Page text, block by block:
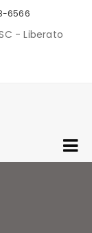
6566
- Liberato